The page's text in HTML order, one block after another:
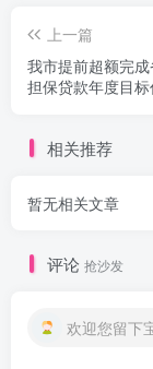
上一篇
我市提前超额完
担保贷款年度目标
相关推荐
暂无相关文章
评论 抢沙发
欢迎您留下